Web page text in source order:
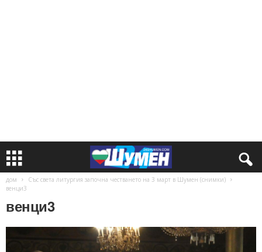
дом
Със света литургия започна честването на 3 март в Шумен (снимки)
венци3
венци3